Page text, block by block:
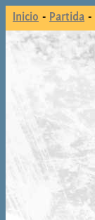
Inicio - Partida -